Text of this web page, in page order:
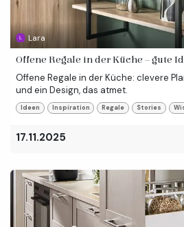
Lara
Offene Regale in der Küche – gute
Offene Regale in der Küche: clevere
und ein Design, das atmet.
Ideen Inspiration Regale Stories
17.11.2025